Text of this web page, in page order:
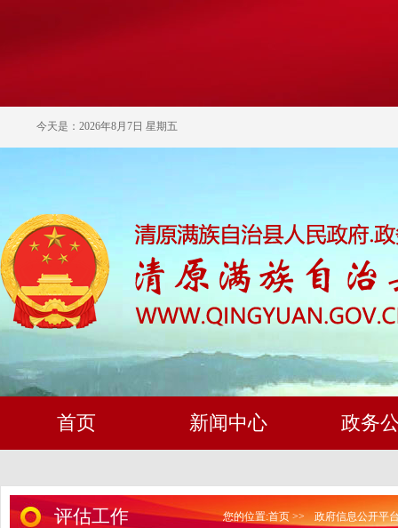
今天是：2026年8月7日 星期五
首页 新闻中心 政务
评估工作 您的位置:首页 >> 政府信息公开平